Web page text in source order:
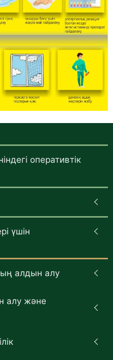
оперативтік
үшін
алдын алу
алу және